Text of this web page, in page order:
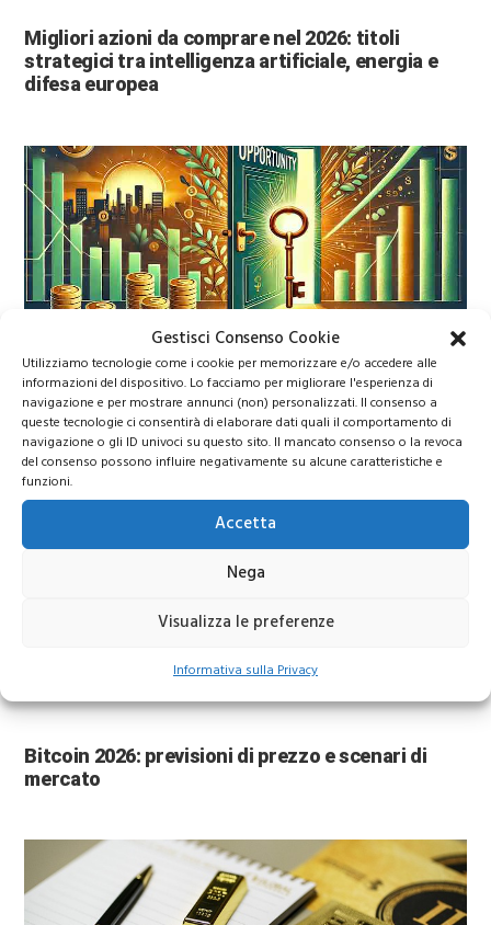
Gestisci Consenso Cookie
Utilizziamo tecnologie come i cookie per memorizzare e/o accedere alle
informazioni del dispositivo. Lo facciamo per migliorare l'esperienza di
navigazione e per mostrare annunci (non) personalizzati. Il consenso a
queste tecnologie ci consentirà di elaborare dati quali il comportamento di
navigazione o gli ID univoci su questo sito. Il mancato consenso o la revoca
del consenso possono influire negativamente su alcune caratteristiche e
funzioni.
Accetta
Nega
Visualizza le preferenze
Informativa sulla Privacy
Migliori azioni da comprare nel 2026: titoli
strategici tra intelligenza artificiale, energia e
difesa europea
Calendario trimestrali Borsa Italiana
Calendario trimestrali Borsa Italiana: conti in
uscita aprile-maggio 2026
Bitcoin 2026: previsioni di prezzo e scenari di
mercato